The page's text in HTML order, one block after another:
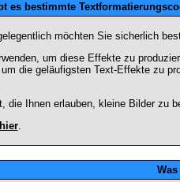
es bestimmte
möchten Sie sicherlich
um diese Effekte zu
die geläufigsten Text-Effekte zu
die Ihnen erlauben, kleine Bilder zu
hier.